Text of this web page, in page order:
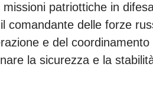
missioni patriottiche in
comandante delle forze
e del
la sicurezza e la